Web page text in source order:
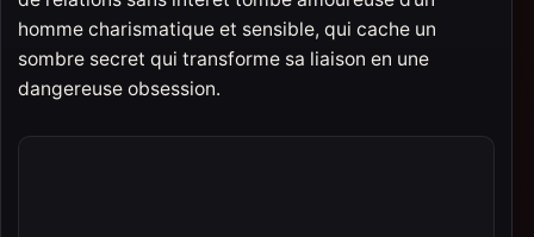
homme charismatique et sensible, qui cache un
sombre secret qui transforme sa liaison en une
dangereuse obsession.